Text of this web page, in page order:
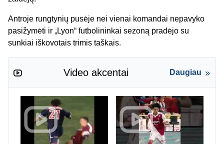
Antroje rungtynių pusėje nei vienai komandai nepavyko
pasižymėti ir „Lyon“ futbolininkai sezoną pradėjo su
sunkiai iškovotais trimis taškais.
Video akcentai Daugiau